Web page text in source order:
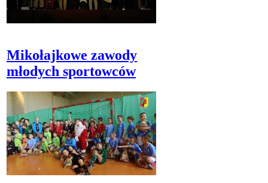
Mikołajkowe zawody
młodych sportowców